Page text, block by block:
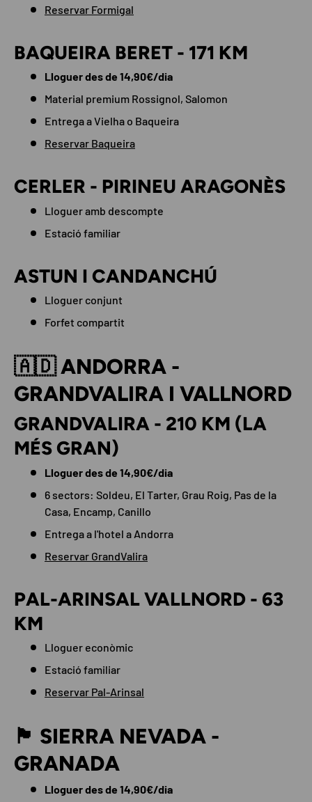
Reservar Formigal
BAQUEIRA BERET - 171 KM
Lloguer des de 14,90€/dia
Material premium Rossignol, Salomon
Entrega a Vielha o Baqueira
Reservar Baqueira
CERLER - PIRINEU ARAGONÈS
Lloguer amb descompte
Estació familiar
ASTUN I CANDANCHÚ
Lloguer conjunt
Forfet compartit
🇦🇩 ANDORRA -
GRANDVALIRA I VALLNORD
GRANDVALIRA - 210 KM (LA
MÉS GRAN)
Lloguer des de 14,90€/dia
6 sectors: Soldeu, El Tarter, Grau Roig, Pas de la
Casa, Encamp, Canillo
Entrega a l'hotel a Andorra
Reservar GrandValira
PAL-ARINSAL VALLNORD - 63
KM
Lloguer econòmic
Estació familiar
Reservar Pal-Arinsal
🏴 SIERRA NEVADA -
GRANADA
Lloguer des de 14,90€/dia